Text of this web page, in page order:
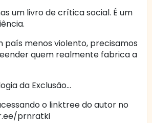
um livro de crítica social. É um
país menos violento, precisamos
quem realmente fabrica a
da Exclusão…
o linktree do autor no
prnratki